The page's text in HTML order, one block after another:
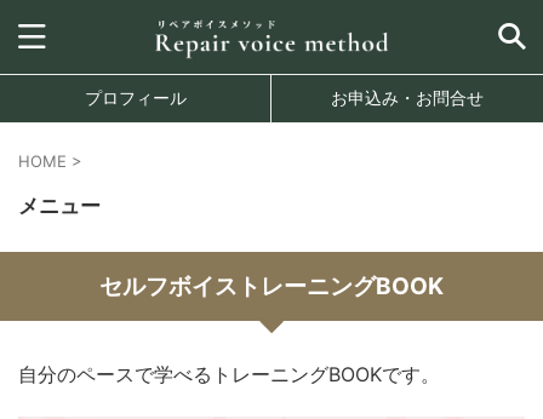
プロフィール お申込み・お問合せ
HOME >
メニュー
セルフボイストレーニングBOOK
自分のペースで学べるトレーニングBOOKです。